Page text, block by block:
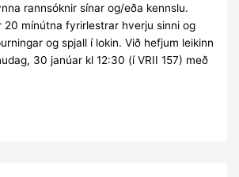
rannsóknir sínar og/eða kennslu.
20 mínútna fyrirlestrar hverju sinni og
og spjall í lokin. Við hefjum leikinn
30 janúar kl 12:30 (í VRII 157) með